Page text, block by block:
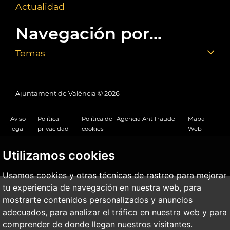
Utilizamos cookies
Usamos cookies y otras técnicas de rastreo para mejorar
tu experiencia de navegación en nuestra web, para
mostrarte contenidos personalizados y anuncios
adecuados, para analizar el tráfico en nuestra web y para
comprender de donde llegan nuestros visitantes.
Actualidad
Navegación por...
Temas
Ajuntament de València © 2026
Aviso
legal
Política
privacidad
Política de
cookies
Agencia Antifraude
Mapa
Web